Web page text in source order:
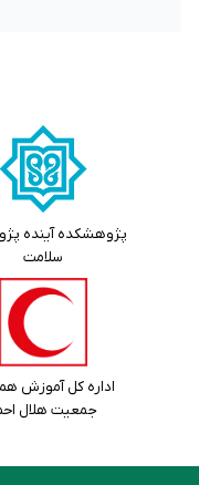
پژوهشکده آینده
سلامت
اداره کل آموزش
جمعیت هلال